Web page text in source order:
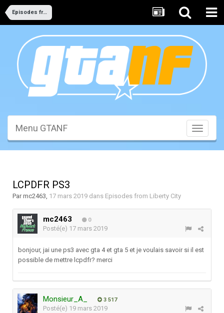
Episodes from Liberty City
Toggle
Menu GTANF
LCPDFR PS3
Parmc2463, 17 mars 2019 dans Episodes from Liberty City
mc2463 0
Posté(e) 17 mars 2019
bonjour, jai une ps3 avec gta 4 et gta 5 et je voulais savoir si il est
possible de mettre lcpdfr? merci
Monsieur_A_ 3 517
Posté(e) 19 mars 2019